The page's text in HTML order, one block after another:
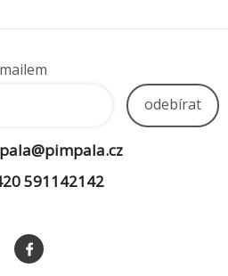
odebírat
591142142